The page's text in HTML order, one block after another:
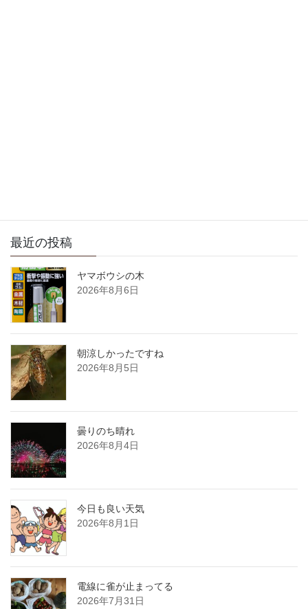
最近の投稿
ヤマボウシの木
2026年8月6日
朝涼しかったですね
2026年8月5日
曇りのち晴れ
2026年8月4日
今日も良い天気
2026年8月1日
電線に雀が止まってる
2026年7月31日